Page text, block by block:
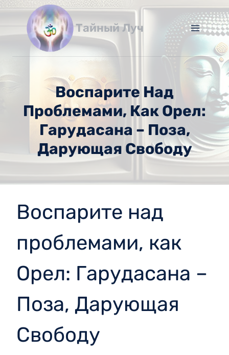
Перейти
содержимому
Тайный Луч
Воспарите Над
Проблемами, Как Орел:
Гарудасана – Поза,
Дарующая Свободу
Воспарите над
проблемами, как
Орел: Гарудасана –
Поза, Дарующая
Свободу